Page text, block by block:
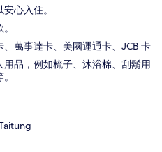
心入住。
、萬事達卡、美國運通卡、JCB 卡
品，例如梳子、沐浴棉、刮鬍用